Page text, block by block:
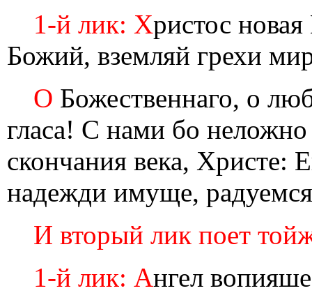
1-й лик: Христос
Божий, вземляй грехи
О Божественнаго, о
гласа! С нами бо
скончания века, Христе:
надежди имуще,
И вторый лик поет
1-й лик: Ангел